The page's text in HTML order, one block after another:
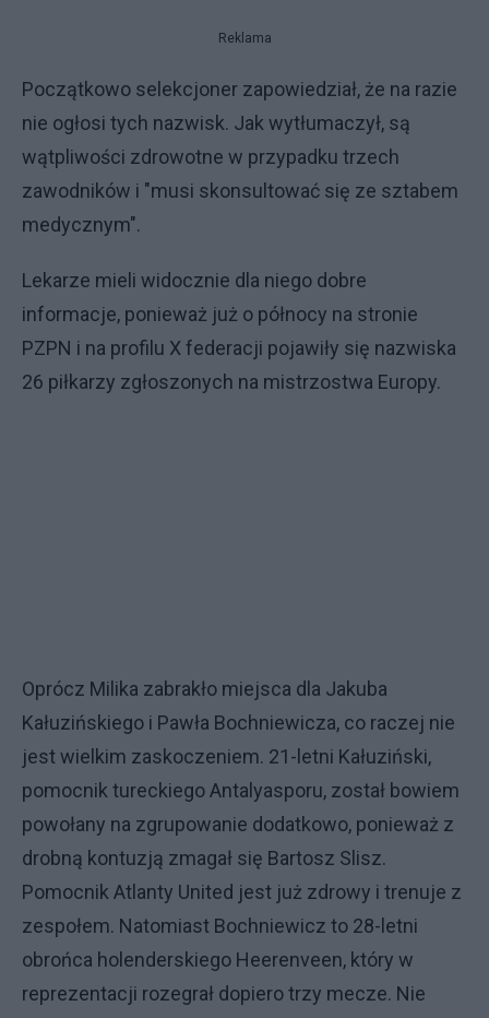
Reklama
Początkowo selekcjoner zapowiedział, że na razie
nie ogłosi tych nazwisk. Jak wytłumaczył, są
wątpliwości zdrowotne w przypadku trzech
zawodników i "musi skonsultować się ze sztabem
medycznym".
Lekarze mieli widocznie dla niego dobre
informacje, ponieważ już o północy na stronie
PZPN i na profilu X federacji pojawiły się nazwiska
26 piłkarzy zgłoszonych na mistrzostwa Europy.
Oprócz Milika zabrakło miejsca dla Jakuba
Kałuzińskiego i Pawła Bochniewicza, co raczej nie
jest wielkim zaskoczeniem. 21-letni Kałuziński,
pomocnik tureckiego Antalyasporu, został bowiem
powołany na zgrupowanie dodatkowo, ponieważ z
drobną kontuzją zmagał się Bartosz Slisz.
Pomocnik Atlanty United jest już zdrowy i trenuje z
zespołem. Natomiast Bochniewicz to 28-letni
obrońca holenderskiego Heerenveen, który w
reprezentacji rozegrał dopiero trzy mecze. Nie